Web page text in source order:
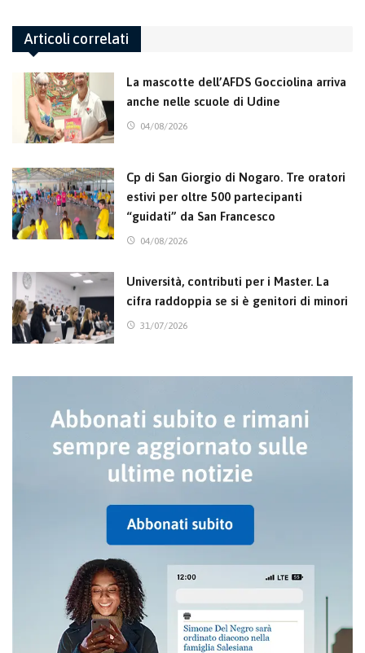
Articoli correlati
La mascotte dell’AFDS Gocciolina arriva
anche nelle scuole di Udine
04/08/2026
Cp di San Giorgio di Nogaro. Tre oratori
estivi per oltre 500 partecipanti
“guidati” da San Francesco
04/08/2026
Università, contributi per i Master. La
cifra raddoppia se si è genitori di minori
31/07/2026